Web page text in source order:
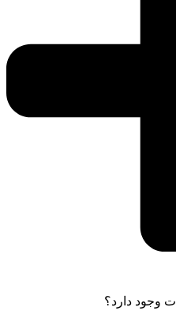
وجود دارد؟